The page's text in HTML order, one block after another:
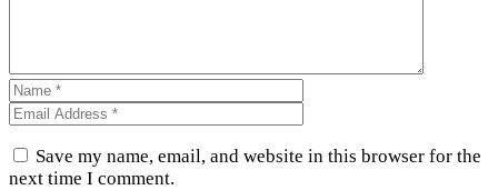
Save my name, email, and website in this browser for the
next time I comment.